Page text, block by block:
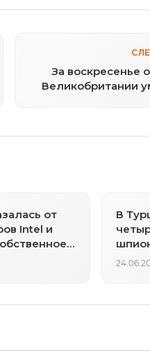
За воскресенье
Великобритании
от
Intel и
В